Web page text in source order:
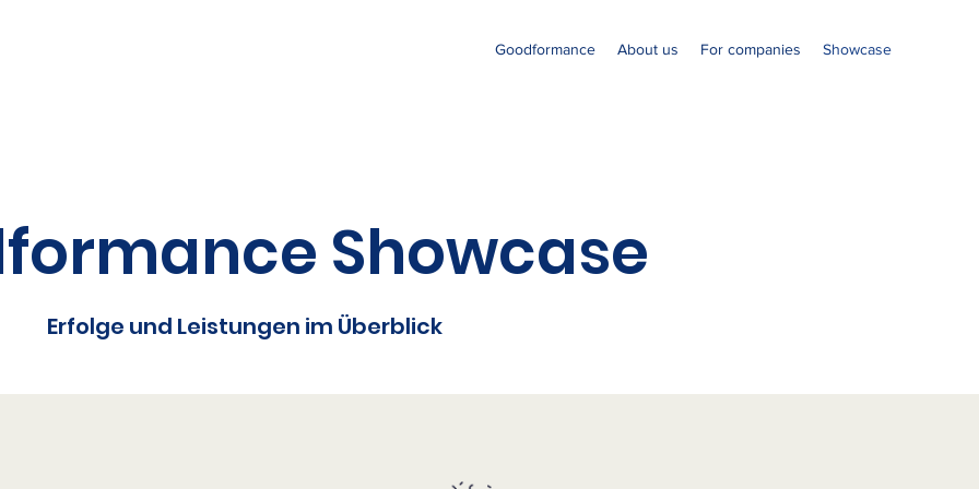
Goodformance About us For companies Showcase
Showcase
Erfolge und Leistungen im Überblick